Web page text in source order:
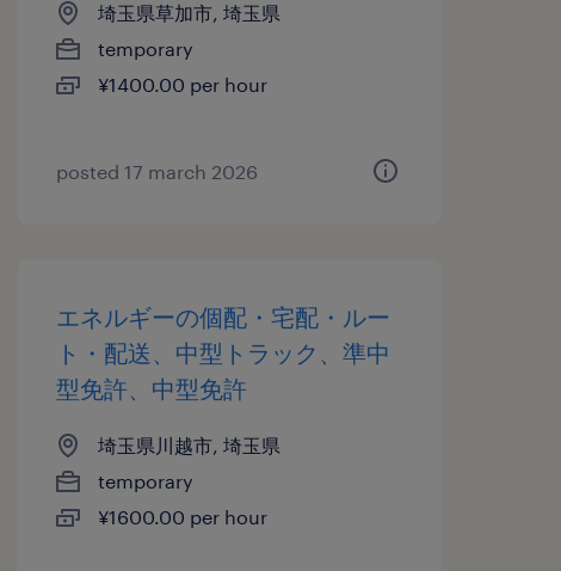
埼玉県草加市, 埼玉県
temporary
¥1400.00 per hour
posted 17 march 2026
エネルギーの個配・宅配・ルー
ト・配送、中型トラック、準中
型免許、中型免許
埼玉県川越市, 埼玉県
temporary
¥1600.00 per hour